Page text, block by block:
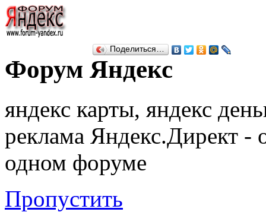
Форум Яндекс
яндекс карты, яндекс
реклама Яндекс.Директ -
одном форуме
Пропустить
Поделиться…